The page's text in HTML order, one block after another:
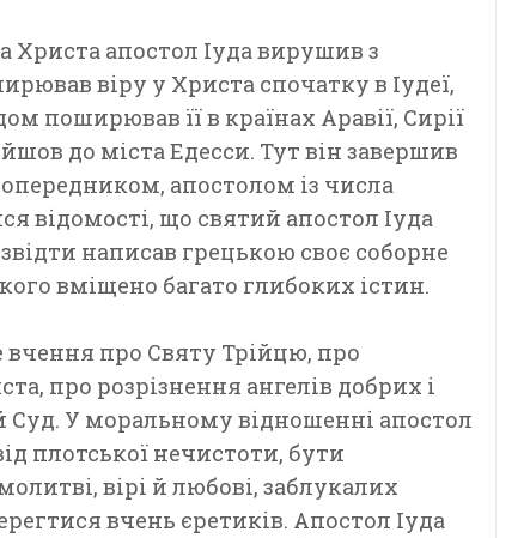
Христа апостол Іуда вирушив з
віру у Христа спочатку в Іудеї,
поширював її в країнах Аравії, Сирії
до міста Едесси. Тут він завершив
апостолом із числа
відомості, що святий апостол Іуда
написав грецькою своє соборне
вміщено багато глибоких істин.
про Святу Трійцю, про
про розрізнення ангелів добрих і
У моральному відношенні апостол
плотської нечистоти, бути
вірі й любові, заблукалих
вчень єретиків. Апостол Іуда